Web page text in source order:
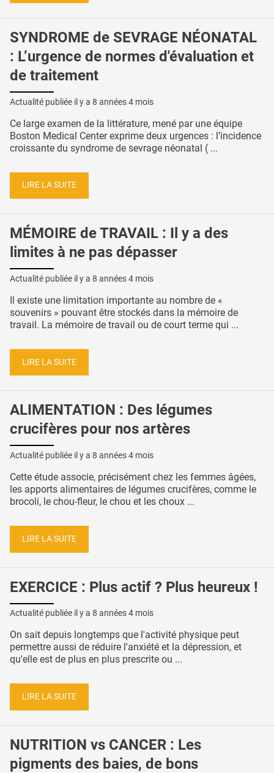
SYNDROME de SEVRAGE NÉONATAL
: L’urgence de normes d'évaluation et
de traitement
Actualité publiée il y a 8 années 4 mois
Ce large examen de la littérature, mené par une équipe
Boston Medical Center exprime deux urgences : l’incidence
croissante du syndrome de sevrage néonatal ( ...
LIRE LA SUITE
MÉMOIRE de TRAVAIL : Il y a des
limites à ne pas dépasser
Actualité publiée il y a 8 années 4 mois
Il existe une limitation importante au nombre de «
souvenirs » pouvant être stockés dans la mémoire de
travail. La mémoire de travail ou de court terme qui ...
LIRE LA SUITE
ALIMENTATION : Des légumes
crucifères pour nos artères
Actualité publiée il y a 8 années 4 mois
Cette étude associe, précisément chez les femmes âgées,
les apports alimentaires de légumes crucifères, comme le
brocoli, le chou-fleur, le chou et les choux ...
LIRE LA SUITE
EXERCICE : Plus actif ? Plus heureux !
Actualité publiée il y a 8 années 4 mois
On sait depuis longtemps que l'activité physique peut
permettre aussi de réduire l'anxiété et la dépression, et
qu'elle est de plus en plus prescrite ou ...
LIRE LA SUITE
NUTRITION vs CANCER : Les
pigments des baies, de bons